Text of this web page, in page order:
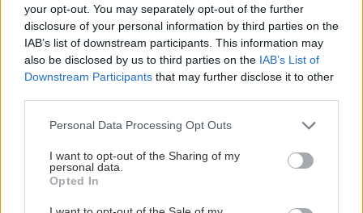
your opt-out. You may separately opt-out of the further
disclosure of your personal information by third parties on the
IAB’s list of downstream participants. This information may
also be disclosed by us to third parties on the IAB’s List of
Downstream Participants that may further disclose it to other
Please note that this website/app uses one or more Google
not limited to your visit or usage behaviour. You may click to
grant or deny consent to Google and its third-party tags to
use your data for below specified purposes in below Google
consent section.
Personal Data Processing Opt Outs
I want to opt-out of the Sharing of my
personal data.
Opted In
Πού να μείνεις: Στα μοντέρνα και άνετα δωμάτια
τουΑlissachne Suitesμε σούπερ θέα στην
παραλία και πισίνα, με τιμές από 87€ για ένα
δίκλινο, με ωραίο πρωινό, και στοKapetaniou
Apartmentsμε επίσης φοβερή θέα, πισίνα, στα
Μηλίνα, Πήλιο